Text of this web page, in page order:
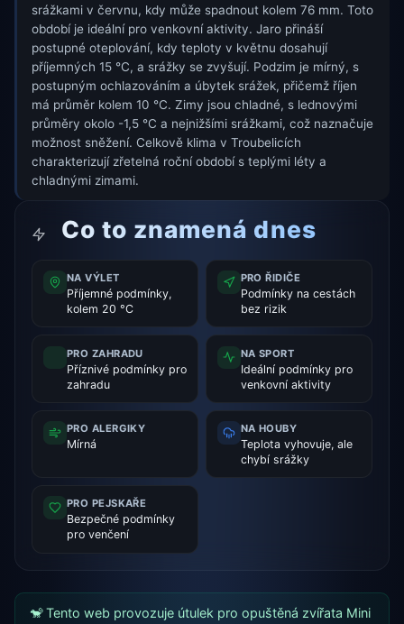
srážkami v červnu, kdy může spadnout kolem 76 mm. Toto
období je ideální pro venkovní aktivity. Jaro přináší
postupné oteplování, kdy teploty v květnu dosahují
příjemných 15 °C, a srážky se zvyšují. Podzim je mírný, s
postupným ochlazováním a úbytek srážek, přičemž říjen
má průměr kolem 10 °C. Zimy jsou chladné, s lednovými
průměry okolo -1,5 °C a nejnižšími srážkami, což naznačuje
možnost sněžení. Celkově klima v Troubelicích
charakterizují zřetelná roční období s teplými léty a
chladnými zimami.
Co to znamená dnes
NA VÝLET
Příjemné podmínky,
kolem 20 °C
PRO ŘIDIČE
Podmínky na cestách
bez rizik
PRO ZAHRADU
Příznivé podmínky pro
zahradu
NA SPORT
Ideální podmínky pro
venkovní aktivity
PRO ALERGIKY
Mírná
NA HOUBY
Teplota vyhovuje, ale
chybí srážky
PRO PEJSKAŘE
Bezpečné podmínky
pro venčení
🐒 Tento web provozuje útulek pro opuštěná zvířata Mini